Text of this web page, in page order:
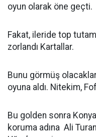
oyun olarak öne geçti.
Fakat, ileride top
zorlandı Kartallar.
Bunu görmüş
oyuna aldı. Nitekim,
Bu golden sonra
koruma adına Ali